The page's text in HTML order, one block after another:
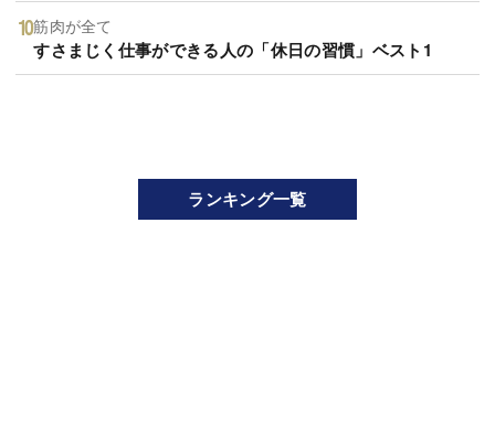
筋肉が全て
すさまじく仕事ができる人の「休日の習慣」ベスト1
ランキング一覧